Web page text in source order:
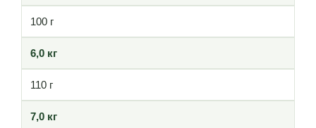
100 г
6,0 кг
110 г
7,0 кг